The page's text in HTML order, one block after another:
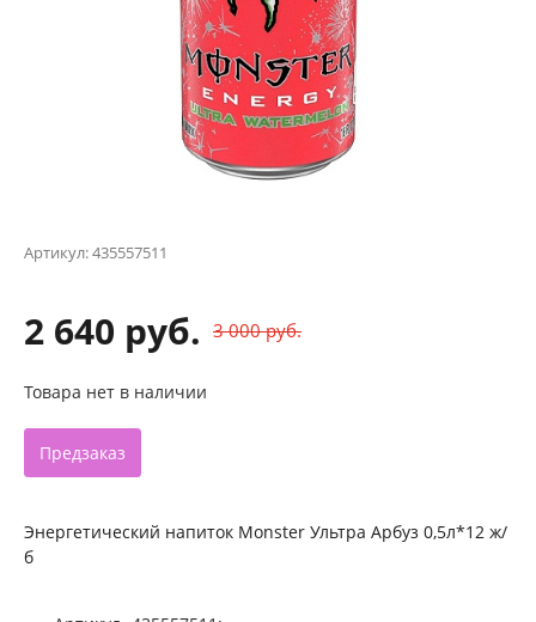
Артикул:435557511
2 640 руб. 3 000 руб.
Товара нет в наличии
Предзаказ
Энергетический напиток Monster Ультра Арбуз 0,5л*12 ж/
б